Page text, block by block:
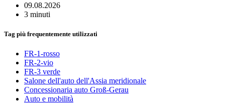
09.08.2026
3 minuti
Tag più frequentemente utilizzati
FR-1-rosso
FR-2-vio
FR-3 verde
Salone dell'auto dell'Assia meridionale
Concessionaria auto Groß-Gerau
Auto e mobilità